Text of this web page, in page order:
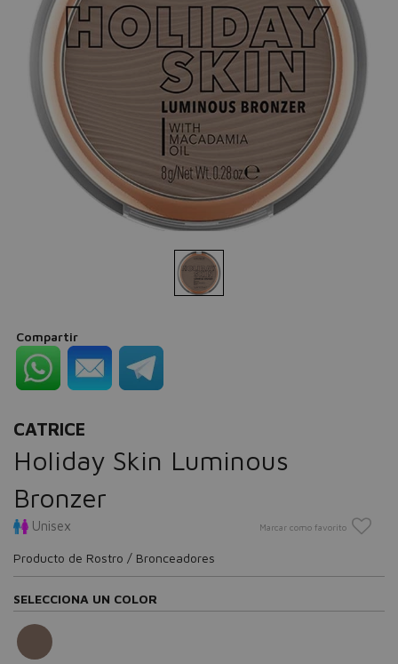
Compartir
CATRICE
Holiday Skin Luminous
Bronzer
Unisex Marcar como favorito
Producto de Rostro / Bronceadores
SELECCIONA UN COLOR